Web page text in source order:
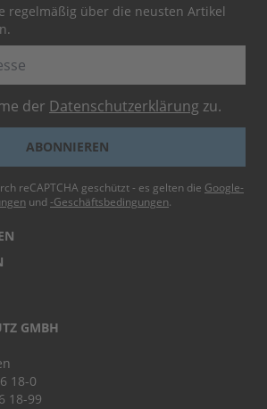
regelmäßig über die neusten Artikel
der Datenschutzerklärung zu.
ABONNIEREN
reCAPTCHA geschützt - es gelten die Google-
und -Geschäftsbedingungen.
GMBH
18-0
18-99